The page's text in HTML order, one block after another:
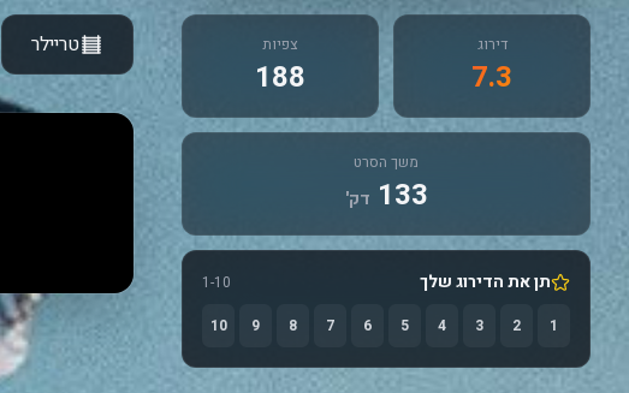
דירוג
7.3
צפיות
188
משך הסרט
133 דק'
תן את הדירוג שלך
1-10
1
2
3
4
5
6
7
8
9
10
טריילר